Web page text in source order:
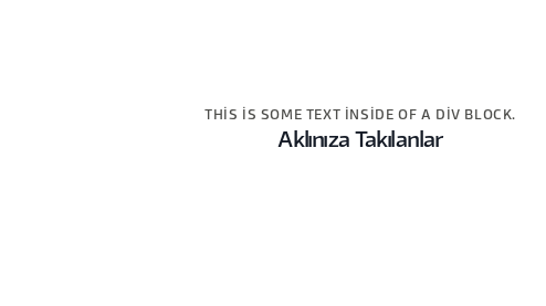
THIS IS SOME TEXT INSIDE OF A DIV BLOCK.
Aklınıza Takılanlar